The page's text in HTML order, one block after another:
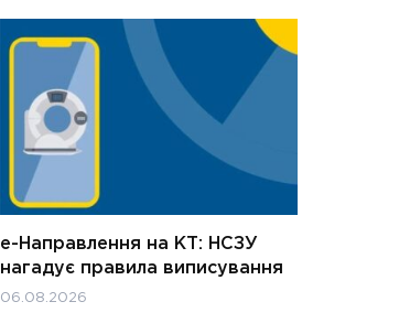
е-Направлення на КТ: НСЗУ
нагадує правила виписування
06.08.2026